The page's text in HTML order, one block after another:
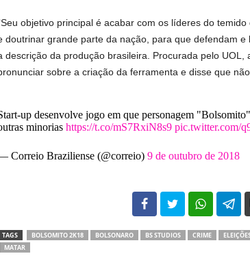
objetivo principal é acabar com os líderes do
doutrinar grande parte da nação, para que defendam
descrição da produção brasileira. Procurada pelo UOL,
sobre a criação da ferramenta e disse que
up desenvolve jogo em que personagem
minorias https://t.co/mS7RxiN8s9 pic.twitter.com/
Correio Braziliense (@correio) 9 de outubro de 2018
102 35
TAGS BOLSOMITO 2K18 BOLSONARO BS STUDIOS CRIME
MATAR